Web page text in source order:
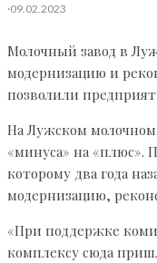
·09.02.2023
Молочный завод в
модернизацию и
позволили
На Лужском молочном
«минуса» на «плюс».
которому два года
модернизацию,
«При поддержке
комплексу сюда